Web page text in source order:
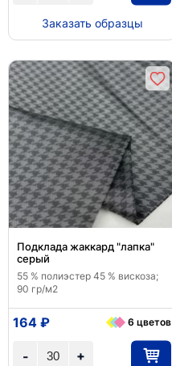
Заказать образцы
Подклада жаккард "лапка"
серый
55 % полиэстер 45 % вискоза;
90 гр/м2
+
-
164 ₽ 6 цветов